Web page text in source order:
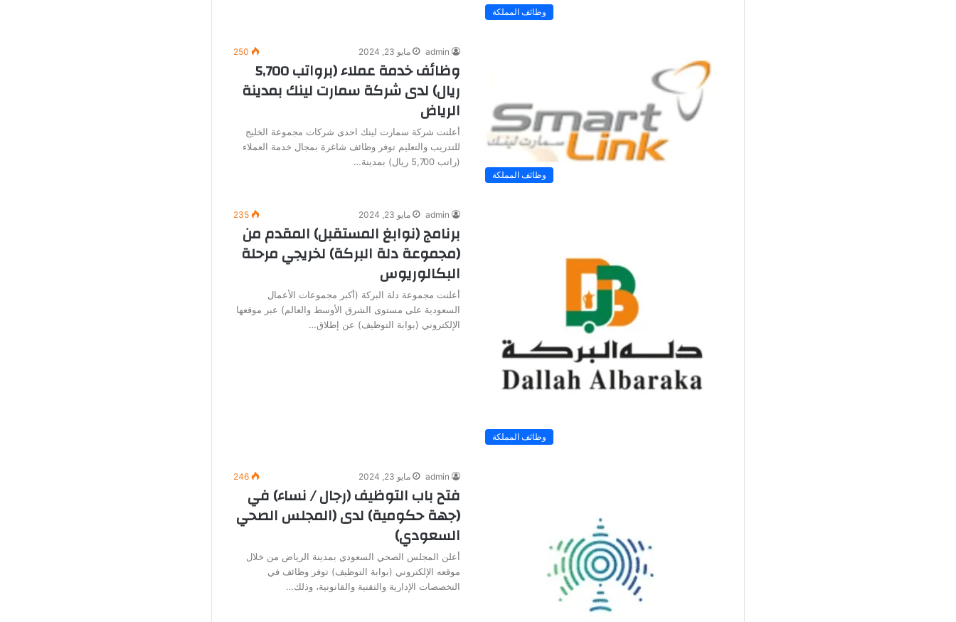
وظائف المملكة
وظائف المملكة
admin مايو 23, 2024 250
وظائف خدمة عملاء (برواتب 5,700
ريال) لدى شركة سمارت لينك بمدينة
الرياض
أعلنت شركة سمارت لينك احدى شركات مجموعة الخليج
للتدريب والتعليم توفر وظائف شاغرة بمجال خدمة العملاء
(راتب 5,700 ريال) بمدينة…
وظائف المملكة
admin مايو 23, 2024 235
برنامج (نوابغ المستقبل) المقدم من
(مجموعة دلة البركة) لخريجي مرحلة
البكالوريوس
أعلنت مجموعة دلة البركة (أكبر مجموعات الأعمال
السعودية على مستوى الشرق الأوسط والعالم) عبر موقعها
الإلكتروني (بوابة التوظيف) عن إطلاق…
admin مايو 23, 2024 246
فتح باب التوظيف (رجال / نساء) في
(جهة حكومية) لدى (المجلس الصحي
السعودي)
أعلن المجلس الصحي السعودي بمدينة الرياض من خلال
موقعه الإلكتروني (بوابة التوظيف) توفر وظائف في
التخصصات الإدارية والتقنية والقانونية، وذلك…